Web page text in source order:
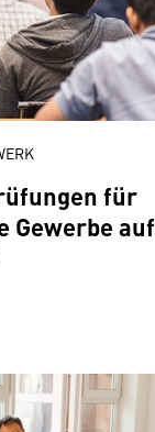
für
Gewerbe auf